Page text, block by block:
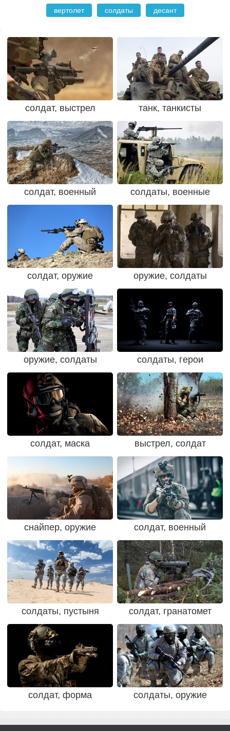
вертолет солдаты десант
солдат, выстрел танк, танкисты
солдат, военный солдаты, военные
солдат, оружие оружие, солдаты
оружие, солдаты солдаты, герои
солдат, маска выстрел, солдат
снайпер, оружие солдат, военный
солдаты, пустыня солдат, гранатомет
солдат, форма солдаты, оружие